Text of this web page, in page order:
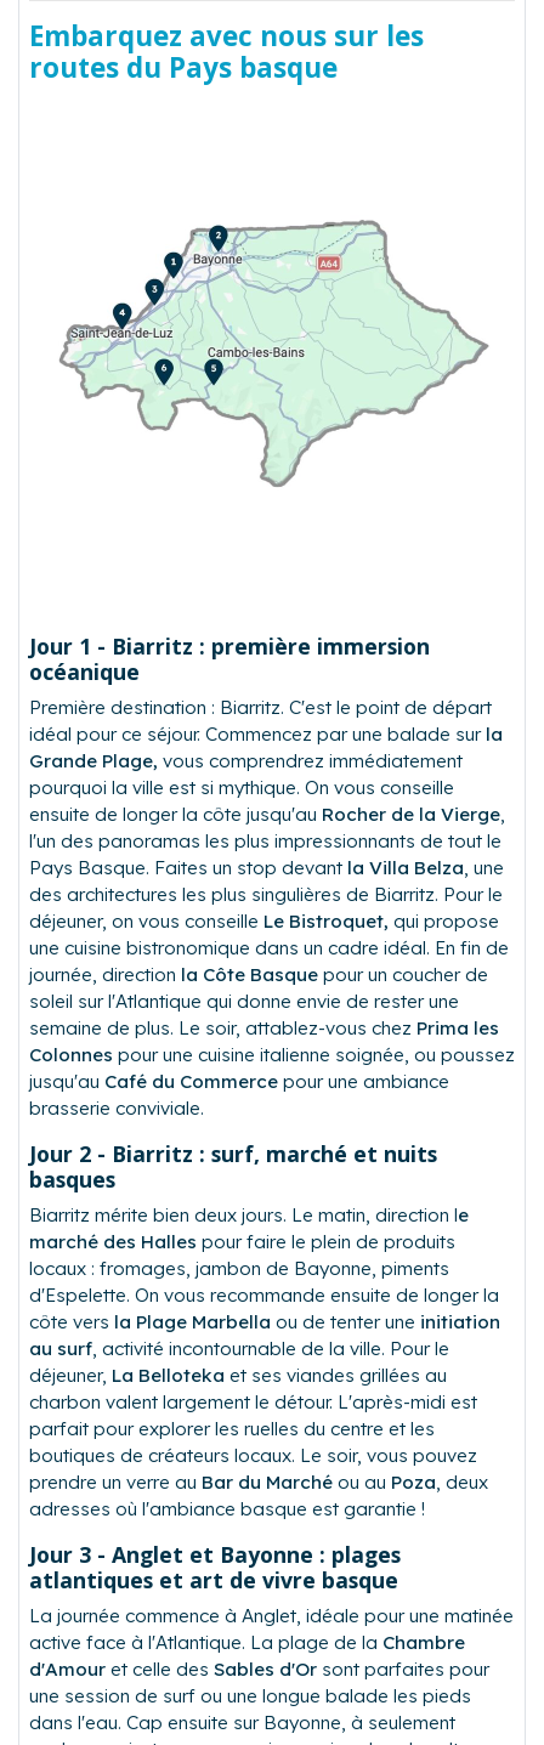
Embarquez avec nous sur les
routes du Pays basque
Jour 1 - Biarritz : première immersion
océanique
Première destination : Biarritz. C'est le point de départ
idéal pour ce séjour. Commencez par une balade sur la
Grande Plage, vous comprendrez immédiatement
pourquoi la ville est si mythique. On vous conseille
ensuite de longer la côte jusqu'au Rocher de la Vierge,
l'un des panoramas les plus impressionnants de tout le
Pays Basque. Faites un stop devant la Villa Belza, une
des architectures les plus singulières de Biarritz. Pour le
déjeuner, on vous conseille Le Bistroquet, qui propose
une cuisine bistronomique dans un cadre idéal. En fin de
journée, direction la Côte Basque pour un coucher de
soleil sur l'Atlantique qui donne envie de rester une
semaine de plus. Le soir, attablez-vous chez Prima les
Colonnes pour une cuisine italienne soignée, ou poussez
jusqu'au Café du Commerce pour une ambiance
brasserie conviviale.
Jour 2 - Biarritz : surf, marché et nuits
basques
Biarritz mérite bien deux jours. Le matin, direction le
marché des Halles pour faire le plein de produits
locaux : fromages, jambon de Bayonne, piments
d'Espelette. On vous recommande ensuite de longer la
côte vers la Plage Marbella ou de tenter une initiation
au surf, activité incontournable de la ville. Pour le
déjeuner, La Belloteka et ses viandes grillées au
charbon valent largement le détour. L'après-midi est
parfait pour explorer les ruelles du centre et les
boutiques de créateurs locaux. Le soir, vous pouvez
prendre un verre au Bar du Marché ou au Poza, deux
adresses où l'ambiance basque est garantie !
Jour 3 - Anglet et Bayonne : plages
atlantiques et art de vivre basque
La journée commence à Anglet, idéale pour une matinée
active face à l'Atlantique. La plage de la Chambre
d'Amour et celle des Sables d'Or sont parfaites pour
une session de surf ou une longue balade les pieds
dans l'eau. Cap ensuite sur Bayonne, à seulement